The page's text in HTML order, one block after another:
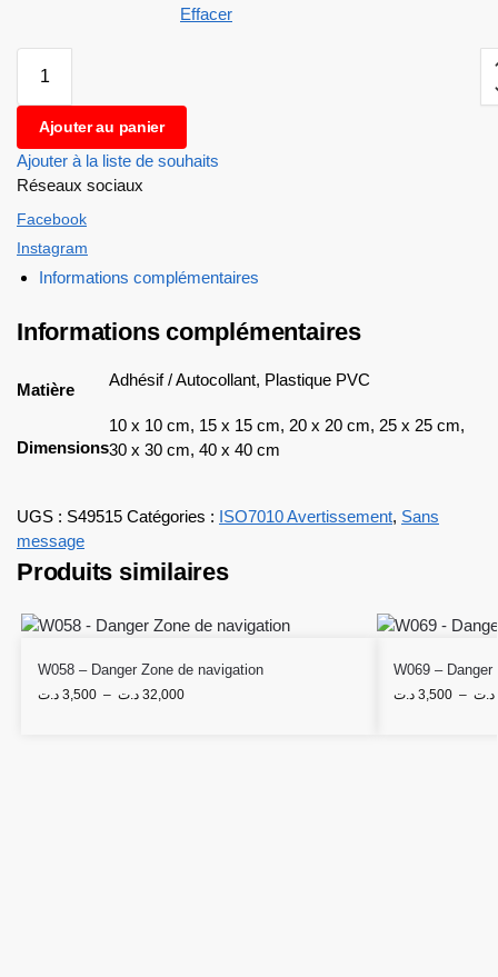
Effacer
Ajouter au panier
Ajouter à la liste de souhaits
Réseaux sociaux
Facebook
Instagram
Informations complémentaires
Informations complémentaires
Matière
Adhésif / Autocollant, Plastique PVC
Dimensions
10 x 10 cm, 15 x 15 cm, 20 x 20 cm, 25 x 25 cm,
30 x 30 cm, 40 x 40 cm
UGS : S49515 Catégories : ISO7010 Avertissement, Sans
message
Produits similaires
W058 – Danger Zone de navigation
3,500 د.ت – 32,000 د.ت
W069 –
3,500 د.ت – د.ت